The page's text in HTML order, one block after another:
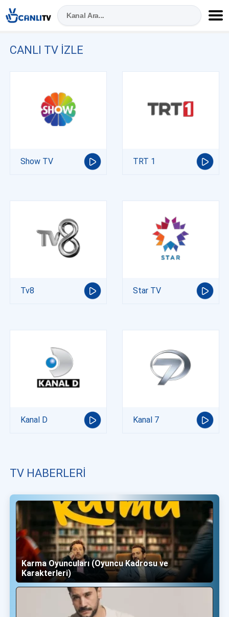
CANLI TV IZLE
Show TV TRT 1
Tv8 Star TV
Kanal D Kanal 7
TV HABERLERI
Karma Oyuncuları (Oyuncu Kadrosu ve
Karakterleri)